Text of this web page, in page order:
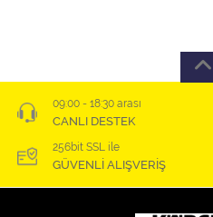
09:00 - 18:30 arası
CANLI DESTEK
256bit SSL ile
GÜVENLİ ALIŞVERİŞ